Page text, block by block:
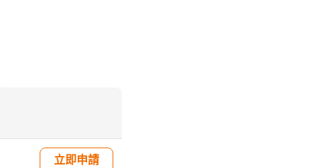
立即申請